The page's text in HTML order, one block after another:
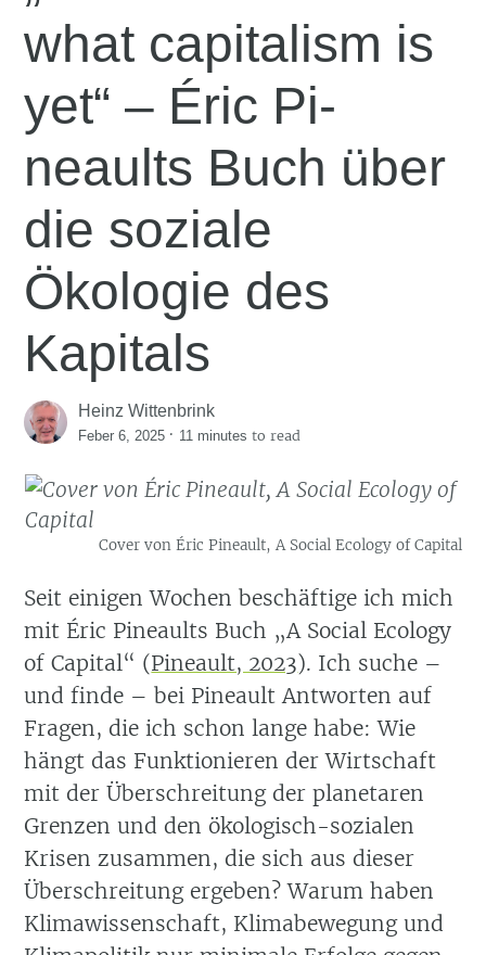
what capitalism is
yet“ – Éric Pi­
neaults Buch über
die soziale
Ökologie des
Kapitals
Heinz Wittenbrink
Feber 6, 2025 · 11 minutes to read
Cover von Éric Pineault, A Social Ecology of Capital
Seit einigen Wochen beschäftige ich mich
mit Éric Pineaults Buch „A Social Ecology
of Capital“ (Pineault, 2023). Ich suche –
und finde – bei Pineault Antworten auf
Fragen, die ich schon lange habe: Wie
hängt das Funktionieren der Wirtschaft
mit der Überschreitung der planetaren
Grenzen und den ökologisch-sozialen
Krisen zusammen, die sich aus dieser
Überschreitung ergeben? Warum haben
Klimawissenschaft, Klimabewegung und